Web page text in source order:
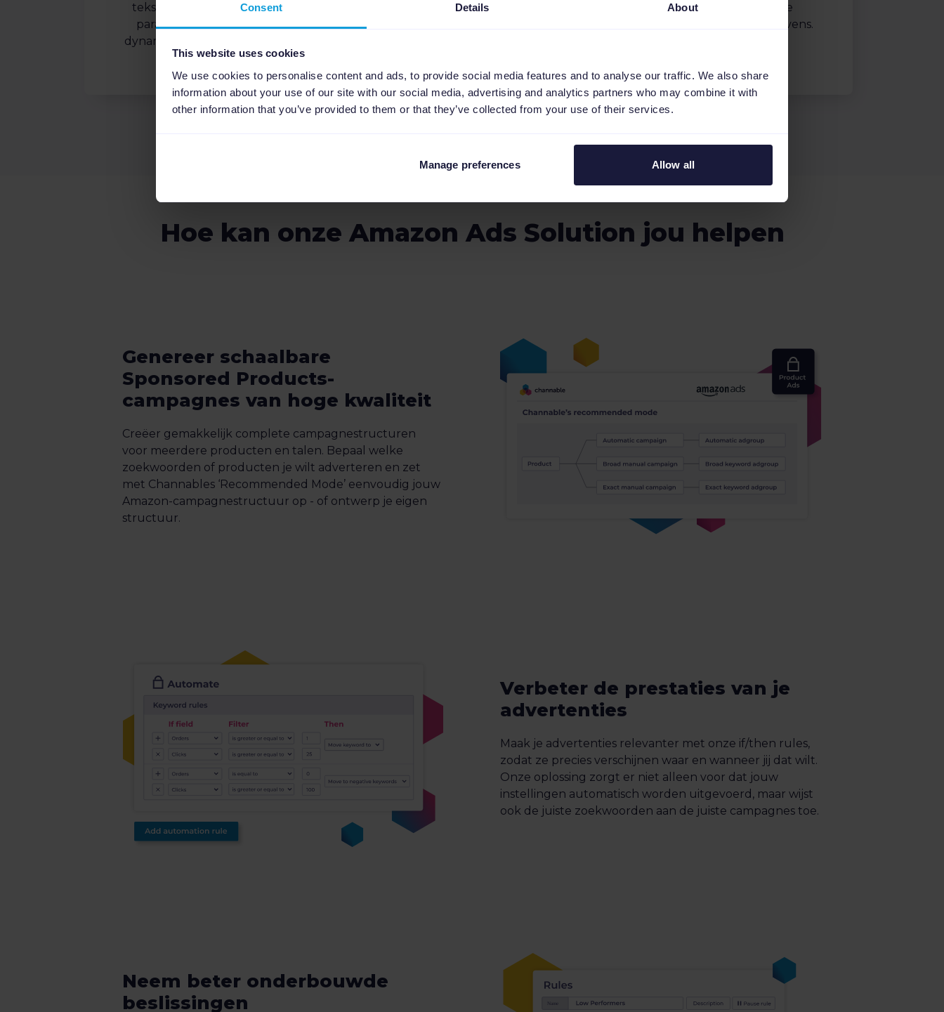
Consent Details About
This website uses cookies
We use cookies to personalise content and ads, to provide social media features and to analyse our traffic. We also share
information about your use of our site with our social media, advertising and analytics partners who may combine it with
other information that you’ve provided to them or that they’ve collected from your use of their services.
Manage preferences Allow all
tekstbestand. Elke
parameter wordt
dynamisch uit je feed
gehaald.
basis van de
prestatiegegevens.
Hoe kan onze Amazon Ads Solution jou helpen
Genereer schaalbare
Sponsored Products-
campagnes van hoge kwaliteit
Creëer gemakkelijk complete campagnestructuren
voor meerdere producten en talen. Bepaal welke
zoekwoorden of producten je wilt adverteren en zet
met Channables ‘Recommended Mode’ eenvoudig jouw
Amazon-campagnestructuur op - of ontwerp je eigen
structuur.
Verbeter de prestaties van je
advertenties
Maak je advertenties relevanter met onze if/then rules,
zodat ze precies verschijnen waar en wanneer jij dat wilt.
Onze oplossing zorgt er niet alleen voor dat jouw
instellingen automatisch worden uitgevoerd, maar wijst
ook de juiste zoekwoorden aan de juiste campagnes toe.
Neem beter onderbouwde
beslissingen